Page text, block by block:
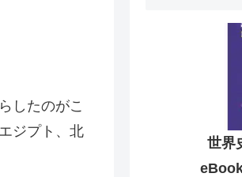
したのがこ
ジプト、北
世界